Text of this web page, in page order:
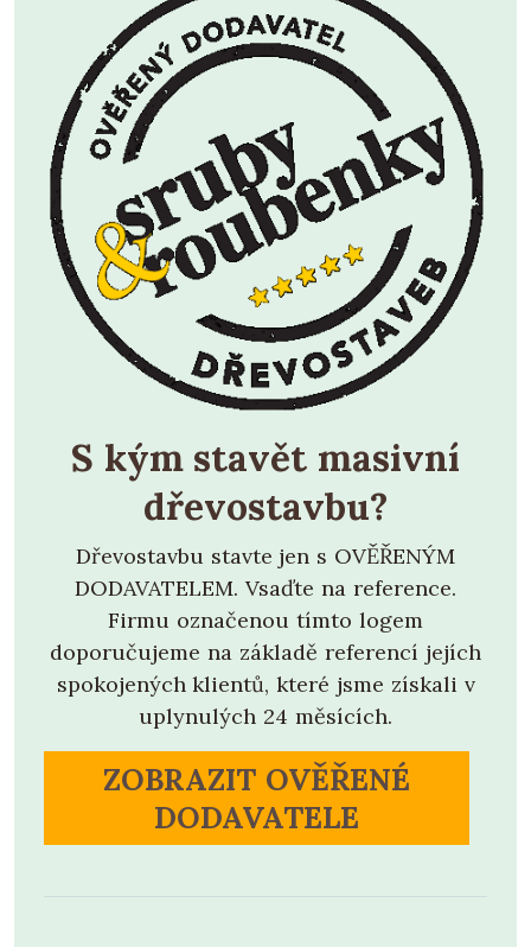
S kým stavět masivní
dřevostavbu?
Dřevostavbu stavte jen s OVĚŘENÝM
DODAVATELEM. Vsaďte na reference.
Firmu označenou tímto logem
doporučujeme na základě referencí jejích
spokojených klientů, které jsme získali v
uplynulých 24 měsících.
ZOBRAZIT OVĚŘENÉ
DODAVATELE